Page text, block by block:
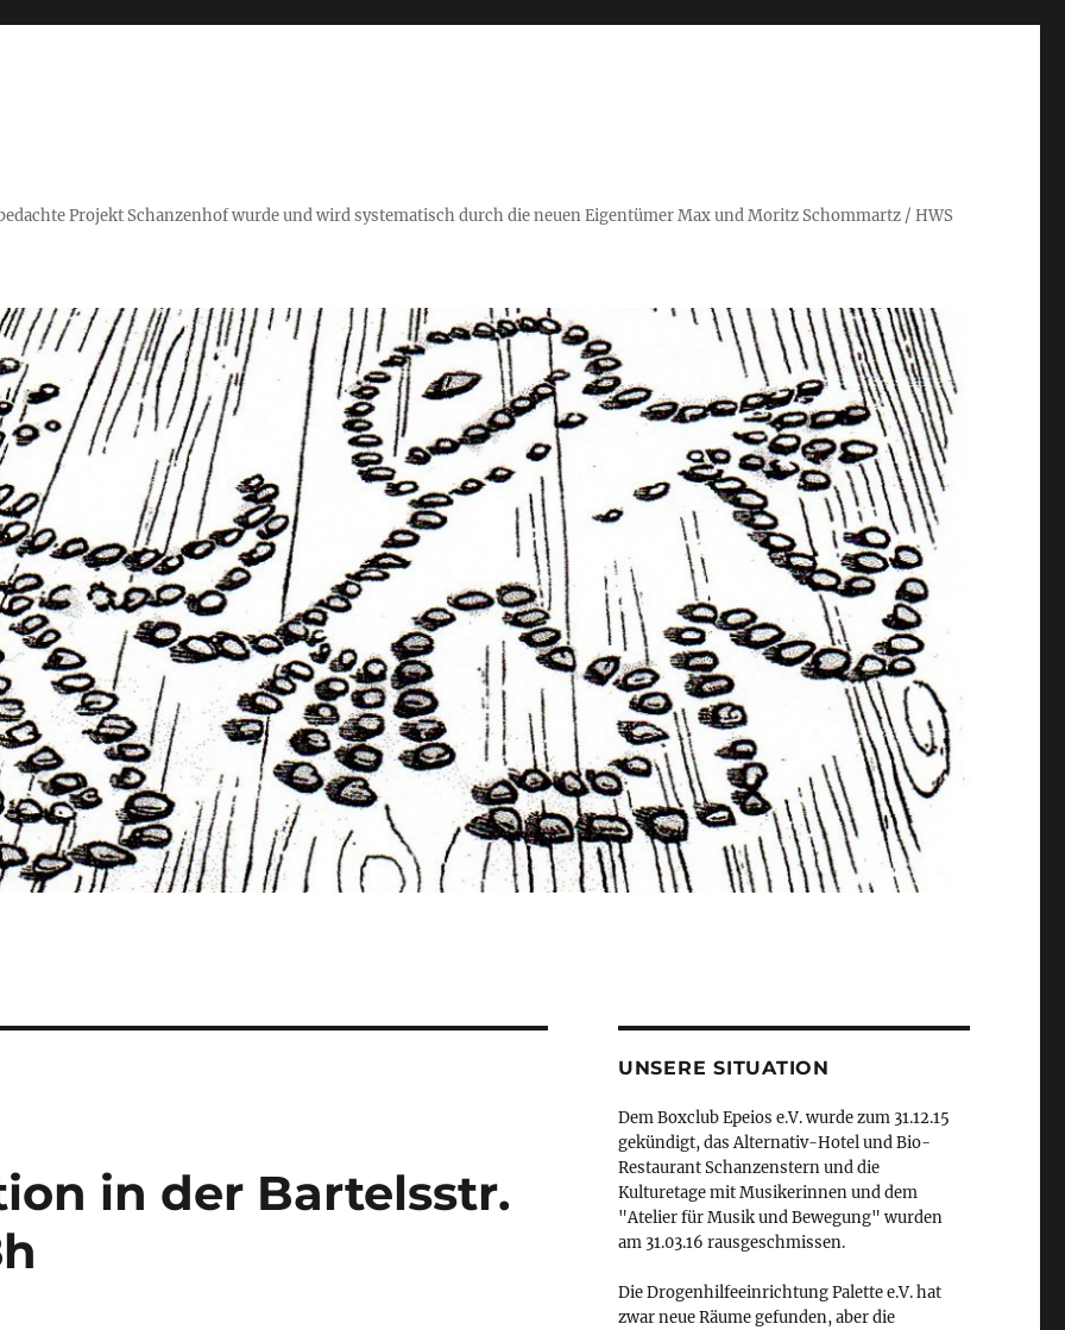
Projekt Schanzenhof wurde und wird systematisch durch die neuen Eigentümer Max und Moritz Schommartz / HWS
in der Bartelsstr.
UNSERE SITUATION
Dem Boxclub Epeios e.V. wurde zum 31.12.15
gekündigt, das Alternativ-Hotel und Bio-
Restaurant Schanzenstern und die
Kulturetage mit Musikerinnen und dem
"Atelier für Musik und Bewegung" wurden
am 31.03.16 rausgeschmissen.
Die Drogenhilfeeinrichtung Palette e.V. hat
zwar neue Räume gefunden, aber die